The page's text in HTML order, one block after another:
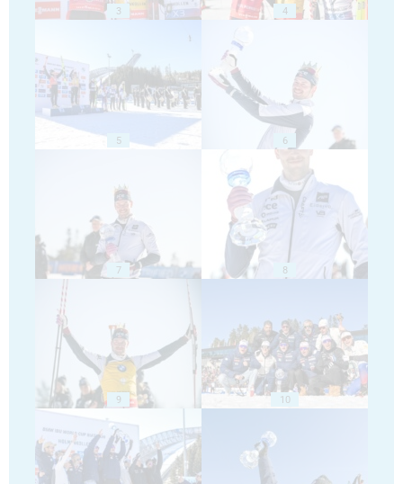
3 4
5 6
7 8
9 10